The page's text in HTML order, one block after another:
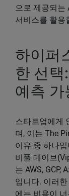
으로 제공되는
서비스를 활용
하이퍼
한 선
예측 가
스타트업에게
며, 이는 The
이유 중 하나
비풀 데이브
는 AWS, GCP,
입니다. 이러
에는 비용이